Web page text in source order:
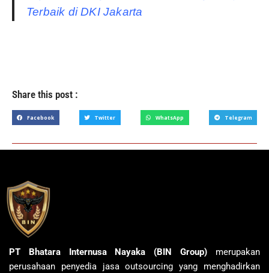
Terbaik di DKI Jakarta
Share this post :
Facebook Twitter WhatsApp Telegram
PT Bhatara Internusa Nayaka (BIN Group) merupakan
perusahaan penyedia jasa outsourcing yang menghadirkan